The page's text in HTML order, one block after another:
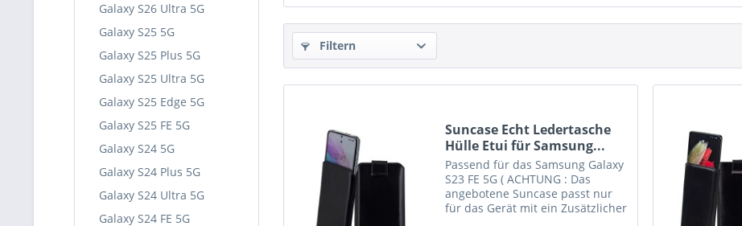
Galaxy S26 Ultra 5G
Galaxy S25 5G
Galaxy S25 Plus 5G
Galaxy S25 Ultra 5G
Galaxy S25 Edge 5G
Galaxy S25 FE 5G
Galaxy S24 5G
Galaxy S24 Plus 5G
Galaxy S24 Ultra 5G
Galaxy S24 FE 5G
Filtern
Suncase Echt Ledertasche
Hülle Etui für Samsung...
Passend für das Samsung Galaxy
S23 FE 5G ( ACHTUNG : Das
angebotene Suncase passt nur
für das Gerät mit ein Zusätzlicher